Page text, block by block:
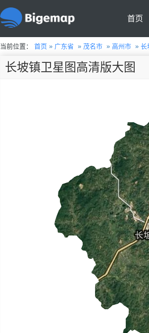
首页
当前位置： 首页» 广东省 » 茂名市» 高州市» 长
长坡镇卫星图高清版大图